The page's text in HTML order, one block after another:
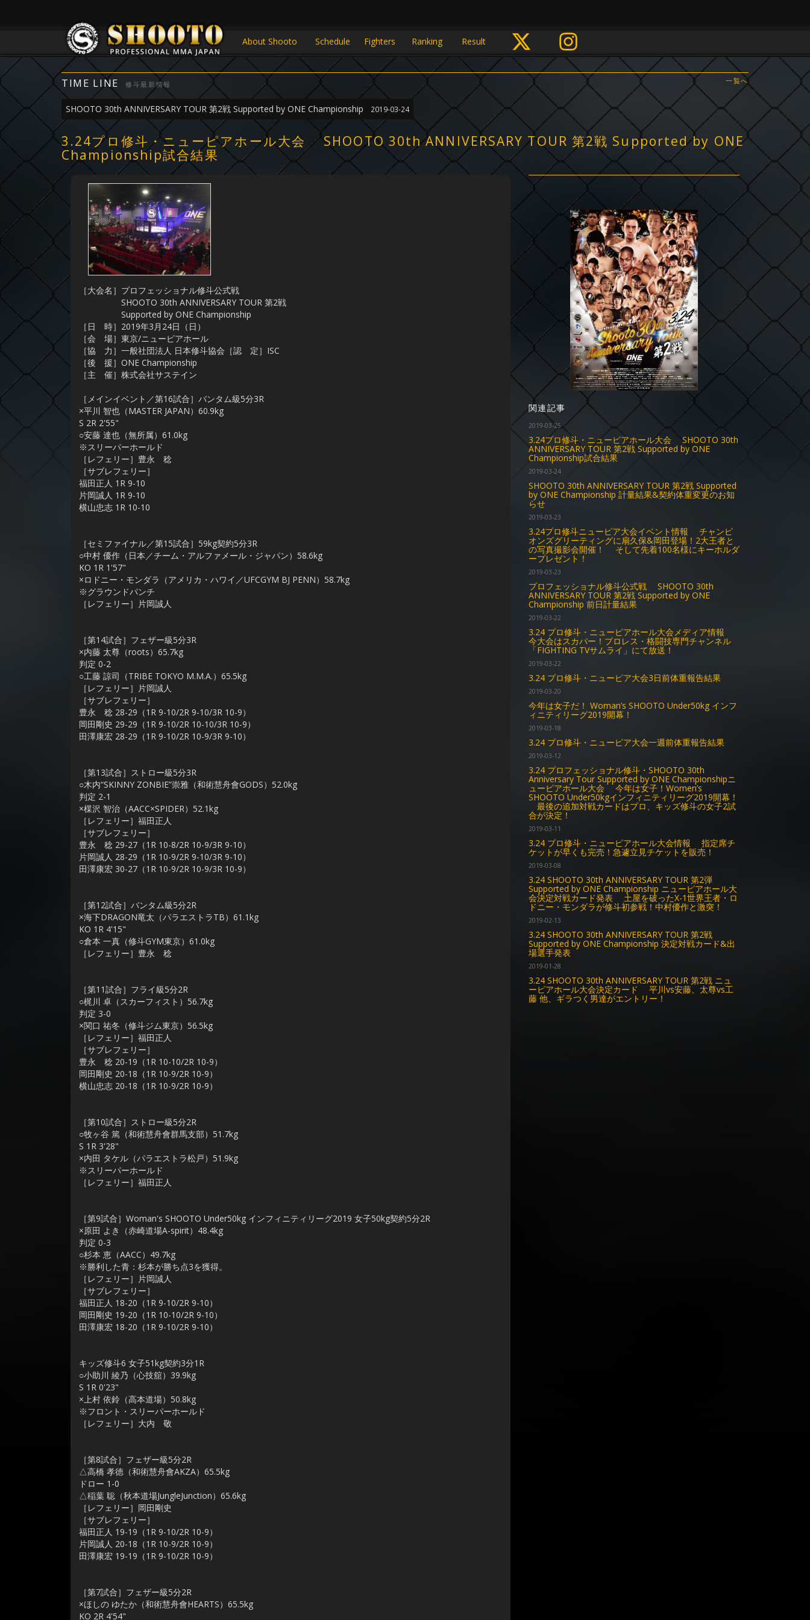
About Shooto Schedule Fighters Ranking Result
TIME LINE 修斗最新情報 一覧へ
SHOOTO 30th ANNIVERSARY TOUR 第2戦 Supported by ONE Championship 2019-03-24
3.24プロ修斗・ニューピアホール大会 SHOOTO 30th ANNIVERSARY TOUR 第2戦 Supported by ONE
Championship試合結果
［大会名］プロフェッショナル修斗公式戦
SHOOTO 30th ANNIVERSARY TOUR 第2戦
Supported by ONE Championship
［日 時］2019年3月24日（日）
［会 場］東京/ニューピアホール
［協 力］一般社団法人 日本修斗協会［認 定］ISC
［後 援］ONE Championship
［主 催］株式会社サステイン
［メインイベント／第16試合］バンタム級5分3R
×平川 智也（MASTER JAPAN）60.9kg
S 2R 2'55"
○安藤 達也（無所属）61.0kg
※スリーパーホールド
［レフェリー］豊永 稔
［サブレフェリー］
福田正人 1R 9-10
片岡誠人 1R 9-10
横山忠志 1R 10-10
［セミファイナル／第15試合］59kg契約5分3R
○中村 優作（日本／チーム・アルファメール・ジャパン）58.6kg
KO 1R 1'57"
×ロドニー・モンダラ（アメリカ・ハワイ／UFCGYM BJ PENN）58.7kg
※グラウンドパンチ
［レフェリー］片岡誠人
［第14試合］フェザー級5分3R
×内藤 太尊（roots）65.7kg
判定 0-2
○工藤 諒司（TRIBE TOKYO M.M.A.）65.5kg
［レフェリー］片岡誠人
［サブレフェリー］
豊永 稔 28-29（1R 9-10/2R 9-10/3R 10-9）
岡田剛史 29-29（1R 9-10/2R 10-10/3R 10-9）
田澤康宏 28-29（1R 9-10/2R 10-9/3R 9-10）
［第13試合］ストロー級5分3R
○木内“SKINNY ZONBIE”崇雅（和術慧舟會GODS）52.0kg
判定 2-1
×楳沢 智治（AACC×SPIDER）52.1kg
［レフェリー］福田正人
［サブレフェリー］
豊永 稔 29-27（1R 10-8/2R 10-9/3R 9-10）
片岡誠人 28-29（1R 10-9/2R 9-10/3R 9-10）
田澤康宏 30-27（1R 10-9/2R 10-9/3R 10-9）
［第12試合］バンタム級5分2R
×海下DRAGON竜太（パラエストラTB）61.1kg
KO 1R 4'15"
○倉本 一真（修斗GYM東京）61.0kg
［レフェリー］豊永 稔
［第11試合］フライ級5分2R
○梶川 卓（スカーフィスト）56.7kg
判定 3-0
×関口 祐冬（修斗ジム東京）56.5kg
［レフェリー］福田正人
［サブレフェリー］
豊永 稔 20-19（1R 10-10/2R 10-9）
岡田剛史 20-18（1R 10-9/2R 10-9）
横山忠志 20-18（1R 10-9/2R 10-9）
［第10試合］ストロー級5分2R
○牧ヶ谷 篤（和術慧舟會群馬支部）51.7kg
S 1R 3'28"
×内田 タケル（パラエストラ松戸）51.9kg
※スリーパーホールド
［レフェリー］福田正人
［第9試合］Woman's SHOOTO Under50kg インフィニティリーグ2019 女子50kg契約5分2R
×原田 よき（赤崎道場A-spirit）48.4kg
判定 0-3
○杉本 恵（AACC）49.7kg
※勝利した青：杉本が勝ち点3を獲得。
［レフェリー］片岡誠人
［サブレフェリー］
福田正人 18-20（1R 9-10/2R 9-10）
岡田剛史 19-20（1R 10-10/2R 9-10）
田澤康宏 18-20（1R 9-10/2R 9-10）
キッズ修斗6 女子51kg契約3分1R
○小助川 綾乃（心技舘）39.9kg
S 1R 0'23"
×上村 依鈴（高本道場）50.8kg
※フロント・スリーパーホールド
［レフェリー］大内 敬
［第8試合］フェザー級5分2R
△高橋 孝徳（和術慧舟會AKZA）65.5kg
ドロー 1-0
△稲葉 聡（秋本道場JungleJunction）65.6kg
［レフェリー］岡田剛史
［サブレフェリー］
福田正人 19-19（1R 9-10/2R 10-9）
片岡誠人 20-18（1R 10-9/2R 10-9）
田澤康宏 19-19（1R 9-10/2R 10-9）
［第7試合］フェザー級5分2R
×ほしの ゆたか（和術慧舟會HEARTS）65.5kg
KO 2R 4'54"
関連記事
2019-03-25
3.24プロ修斗・ニューピアホール大会 SHOOTO 30th
ANNIVERSARY TOUR 第2戦 Supported by ONE
Championship試合結果
2019-03-24
SHOOTO 30th ANNIVERSARY TOUR 第2戦 Supported
by ONE Championship 計量結果&契約体重変更のお知
らせ
2019-03-23
3.24プロ修斗ニューピア大会イベント情報 チャンピ
オンズグリーティングに扇久保&岡田登場！2大王者と
の写真撮影会開催！ そして先着100名様にキーホルダ
ープレゼント！
2019-03-23
プロフェッショナル修斗公式戦 SHOOTO 30th
ANNIVERSARY TOUR 第2戦 Supported by ONE
Championship 前日計量結果
2019-03-22
3.24 プロ修斗・ニューピアホール大会メディア情報
今大会はスカパー！プロレス・格闘技専門チャンネル
「FIGHTING TVサムライ」にて放送！
2019-03-22
3.24 プロ修斗・ニューピア大会3日前体重報告結果
2019-03-20
今年は女子だ！ Woman’s SHOOTO Under50kg インフ
ィニティリーグ2019開幕！
2019-03-18
3.24 プロ修斗・ニューピア大会一週前体重報告結果
2019-03-12
3.24 プロフェッショナル修斗・SHOOTO 30th
Anniversary Tour Supported by ONE Championshipニ
ューピアホール大会 今年は女子！Women’s
SHOOTO Under50kgインフィニティリーグ2019開幕！
最後の追加対戦カードはプロ、キッズ修斗の女子2試
合が決定！
2019-03-11
3.24 プロ修斗・ニューピアホール大会情報 指定席チ
ケットが早くも完売！急遽立見チケットを販売！
2019-03-08
3.24 SHOOTO 30th ANNIVERSARY TOUR 第2弾
Supported by ONE Championship ニューピアホール大
会決定対戦カード発表 土屋を破ったX-1世界王者・ロ
ドニー・モンダラが修斗初参戦！中村優作と激突！
2019-02-13
3.24 SHOOTO 30th ANNIVERSARY TOUR 第2戦
Supported by ONE Championship 決定対戦カード&出
場選手発表
2019-01-28
3.24 SHOOTO 30th ANNIVERSARY TOUR 第2戦 ニュ
ーピアホール大会決定カード 平川vs安藤、太尊vs工
藤 他、ギラつく男達がエントリー！